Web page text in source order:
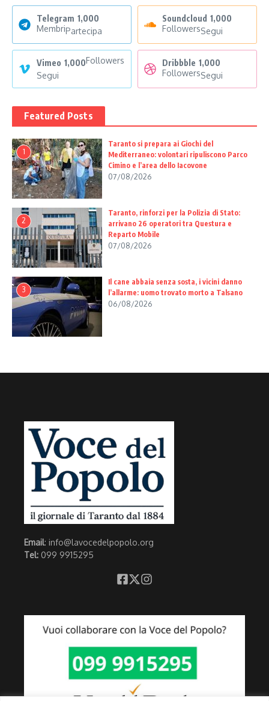
Telegram 1,000
MembriPartecipa
Soundcloud 1,000
FollowersSegui
Vimeo 1,000Followers
Segui
Dribbble 1,000
FollowersSegui
Featured Posts
1
Taranto si prepara ai Giochi del
Mediterraneo: volontari ripuliscono Parco
Cimino e l’area dello Iacovone
07/08/2026
2
Taranto, rinforzi per la Polizia di Stato:
arrivano 26 operatori tra Questura e
Reparto Mobile
07/08/2026
3
Il cane abbaia senza sosta, i vicini danno
l’allarme: uomo trovato morto a Talsano
06/08/2026
Email: info@lavocedelpopolo.org
Tel: 099 9915295